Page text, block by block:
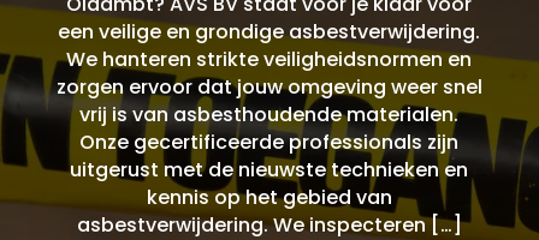
een veilige en grondige asbestverwijdering.
We hanteren strikte veiligheidsnormen en
zorgen ervoor dat jouw omgeving weer snel
vrij is van asbesthoudende materialen.
Onze gecertificeerde professionals zijn
uitgerust met de nieuwste technieken en
kennis op het gebied van
asbestverwijdering. We inspecteren […]